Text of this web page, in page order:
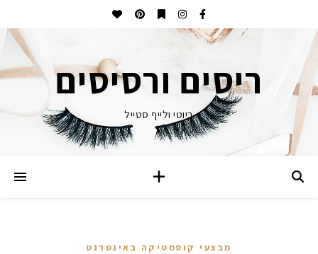
ריסים ורסיסים
ביוטי ולייף סטייל
מבצעי קוסמטיקה באינטרנט